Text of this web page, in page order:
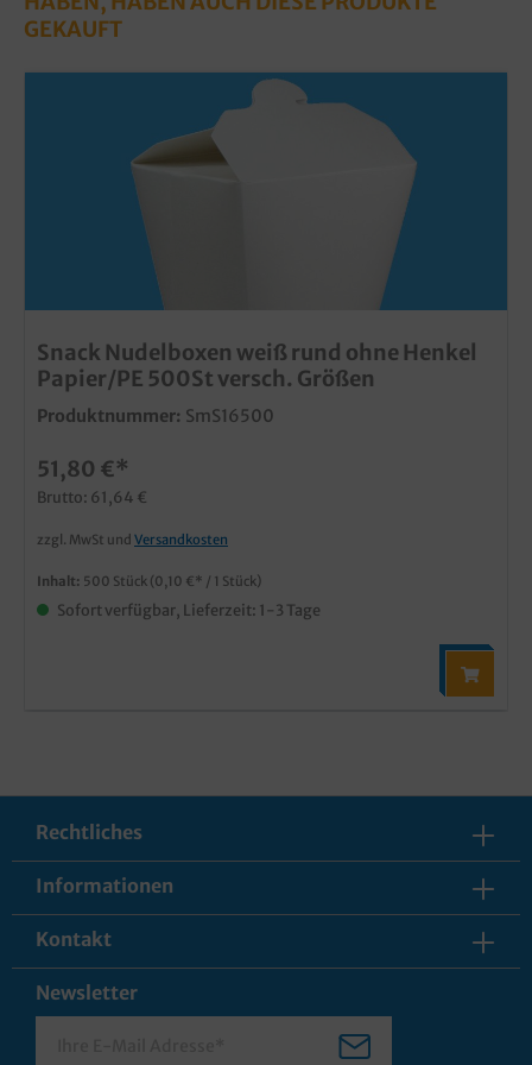
GEKAUFT
Snack Nudelboxen weiß rund ohne Henkel
Papier/PE 500St versch. Größen
Produktnummer: SmS16500
51,80 €*
Brutto: 61,64 €
zzgl. MwSt und Versandkosten
Inhalt: 500 Stück (0,10 €* / 1 Stück)
Sofort verfügbar, Lieferzeit: 1-3 Tage
Rechtliches
Informationen
Kontakt
Newsletter